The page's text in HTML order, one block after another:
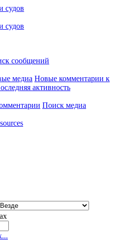
сообщений
медиа Новые комментарии к
активность
Поиск медиа